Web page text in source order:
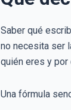
Saber qué
no necesita ser
quién eres y por
Una fórmula